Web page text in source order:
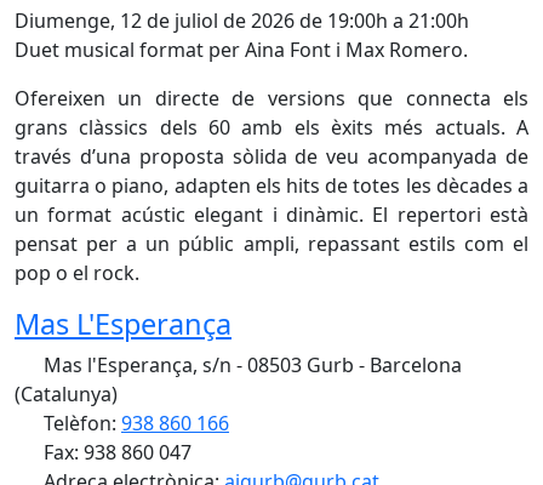
Diumenge, 12 de juliol de 2026 de 19:00h a 21:00h
Duet musical format per Aina Font i Max Romero.
Ofereixen un directe de versions que connecta els
grans clàssics dels 60 amb els èxits més actuals. A
través d’una proposta sòlida de veu acompanyada de
guitarra o piano, adapten els hits de totes les dècades a
un format acústic elegant i dinàmic. El repertori està
pensat per a un públic ampli, repassant estils com el
pop o el rock.
Mas L'Esperança
Mas l'Esperança, s/n - 08503 Gurb - Barcelona
(Catalunya)
Telèfon: 938 860 166
Fax: 938 860 047